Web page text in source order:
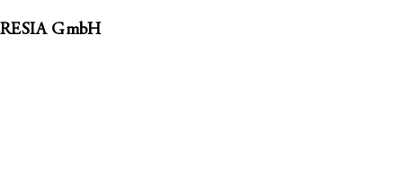
GmbH